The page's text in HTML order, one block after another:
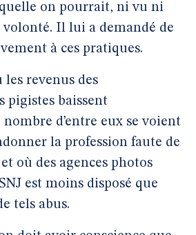
on pourrait, ni vu ni
Il lui a demandé de
à ces pratiques.
revenus des
pigistes baissent
d’entre eux se voient
la profession faute de
où des agences photos
est moins disposé que
tels abus.